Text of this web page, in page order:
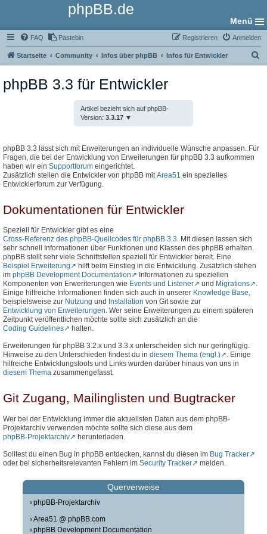
phpBB.de
Menü
FAQ Pastebin Anmelden
Registrieren
Startseite Community Infos über phpBB Infos für Entwickler
phpBB 3.3 für Entwickler
Artikel bezieht sich auf phpBB-
Version: 3.3.17
phpBB 3.3 lässt sich mit Erweiterungen an individuelle Wünsche anpassen. Für
Fragen, die bei der Entwicklung von Erweiterungen für phpBB 3.3 aufkommen
haben wir ein Supportforum eingerichtet.
Zusätzlich stellen die Entwickler von phpBB mit Area51 ein spezielles
Entwicklerforum zur Verfügung.
Dokumentationen für Entwickler
Speziell für Entwickler gibt es eine
Cross-Referenz des phpBB-Quellcodes für phpBB 3.3. Mit diesen lassen sich
sehr schnell Informationen über Funktionen und Klassen des phpBB erhalten.
phpBB stellt sehr viele Schnittstellen speziell für Entwickler bereit. Eine
Beispiel Erweiterung
hilft beim Einstieg in die Entwicklung. Zusätzlich stehen
im phpBB Development Documentation
Informationen zu speziellen
Komponenten von Erweriterungen wie Events und Listener und Migrations
.
Einige hilfreiche Informationen finden sich auch in unserer Knowledge Base,
beispielsweise zur Nutzung und Installation von Git sowie zur
Entwicklung von Erweiterungen. Wer seine Erweiterungen zu einem späteren
Zeitpunkt veröffentlichen möchte sollte sich zusätzlich an die
Coding Guidelines
halten.
Erweiterungen für phpBB 3.2.x und 3.3.x unterscheiden sich nur geringfügig.
Hinweise zu den Unterschieden findest du in diesem Thema (engl.)
. Einige
hilfreiche Entwicklungstools und Links wurden darüber hinaus von uns in
diesem Thema zusammengefasst.
Git Zugang, Mailinglisten und Bugtracker
Wer bei der Entwicklung immer die aktuellsten Daten aus dem phpBB-
Projektarchiv verwenden möchte sollte sich diese aus dem
phpBB-Projektarchiv
herunterladen.
Solltest du einen Bug in phpBB entdecken, kannst du diesen im Bug Tracker
oder bei sicherheitsrelevanten Fehlern im Security Tracker melden.
Querverweise
phpBB-Projektarchiv
Area51 @ phpBB.com
phpBB Development Documentation